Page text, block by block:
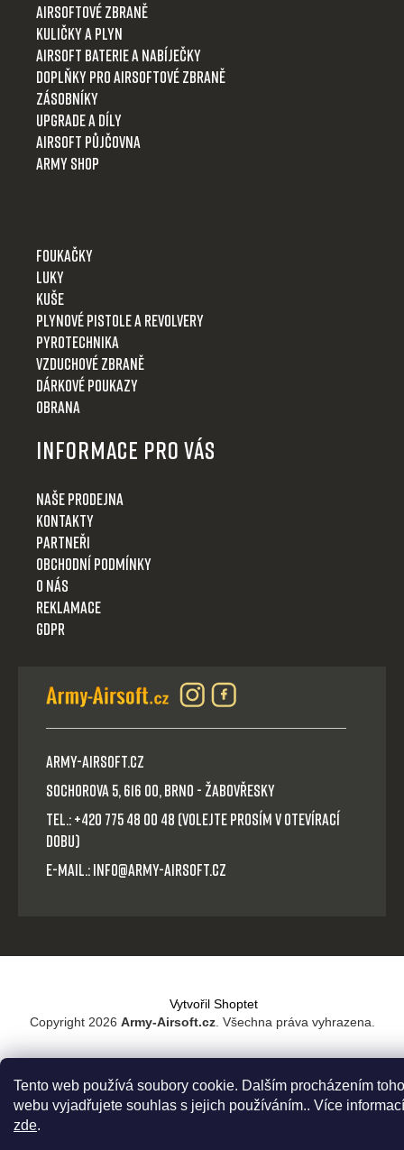
Tento web používá soubory cookie. Dalším procházením
webu vyjadřujete souhlas s jejich používáním.. Více informací
zde.
Airsoftové zbraně
Kuličky a plyn
Airsoft baterie a nabíječky
Doplňky pro airsoftové zbraně
Zásobníky
Upgrade a díly
Airsoft půjčovna
Army shop
Foukačky
Luky
Kuše
Plynové pistole a revolvery
Pyrotechnika
Vzduchové zbraně
Dárkové poukazy
Obrana
Informace pro Vás
Naše prodejna
Kontakty
Partneři
Obchodní podmínky
O nás
Reklamace
GDPR
Army-Airsoft.cz
Sochorova 5, 616 00, Brno - Žabovřesky
Tel.: +420 775 48 00 48 (volejte prosím v otevírací
dobu)
E-mail.: info@army-airsoft.cz
Vytvořil Shoptet
Copyright 2026 Army-Airsoft.cz. Všechna práva vyhrazena.